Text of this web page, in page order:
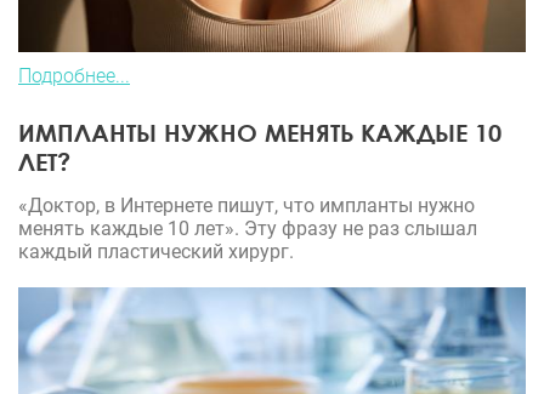
Подробнее...
ИМПЛАНТЫ НУЖНО МЕНЯТЬ КАЖДЫЕ 10
ЛЕТ?
«Доктор, в Интернете пишут, что импланты нужно
менять каждые 10 лет». Эту фразу не раз слышал
каждый пластический хирург.